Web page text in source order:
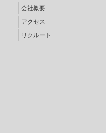
会社概要
アクセス
リクルート